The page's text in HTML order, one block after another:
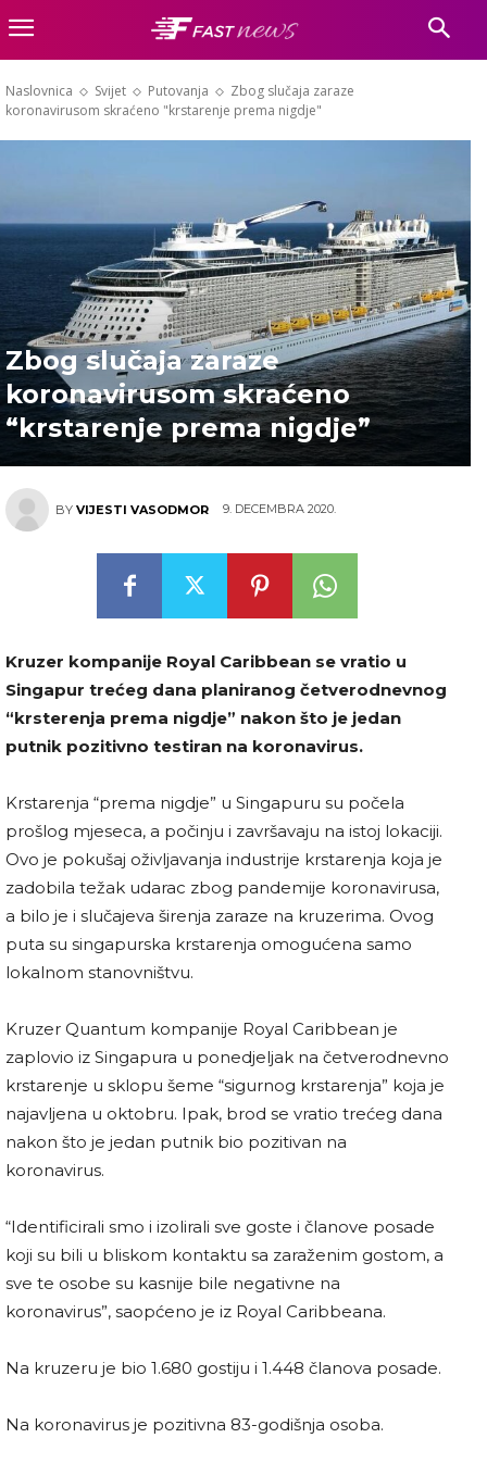
Naslovnica Svijet Putovanja
Zbog slučaja zaraze
koronavirusom skraćeno "krstarenje prema nigdje"
Zbog slučaja zaraze
koronavirusom skraćeno
“krstarenje prema nigdje”
BY VIJESTI VASODMOR 9. DECEMBRA 2020.
Kruzer kompanije Royal Caribbean se vratio u
Singapur trećeg dana planiranog četverodnevnog
“krsterenja prema nigdje” nakon što je jedan
putnik pozitivno testiran na koronavirus.
Krstarenja “prema nigdje” u Singapuru su počela
prošlog mjeseca, a počinju i završavaju na istoj lokaciji.
Ovo je pokušaj oživljavanja industrije krstarenja koja je
zadobila težak udarac zbog pandemije koronavirusa,
a bilo je i slučajeva širenja zaraze na kruzerima. Ovog
puta su singapurska krstarenja omogućena samo
lokalnom stanovništvu.
Kruzer Quantum kompanije Royal Caribbean je
zaplovio iz Singapura u ponedjeljak na četverodnevno
krstarenje u sklopu šeme “sigurnog krstarenja” koja je
najavljena u oktobru. Ipak, brod se vratio trećeg dana
nakon što je jedan putnik bio pozitivan na
koronavirus.
“Identificirali smo i izolirali sve goste i članove posade
koji su bili u bliskom kontaktu sa zaraženim gostom, a
sve te osobe su kasnije bile negativne na
koronavirus”, saopćeno je iz Royal Caribbeana.
Na kruzeru je bio 1.680 gostiju i 1.448 članova posade.
Na koronavirus je pozitivna 83-godišnja osoba.